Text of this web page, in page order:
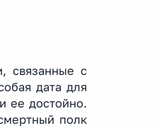
связанные с
дата для
ее достойно.
полк